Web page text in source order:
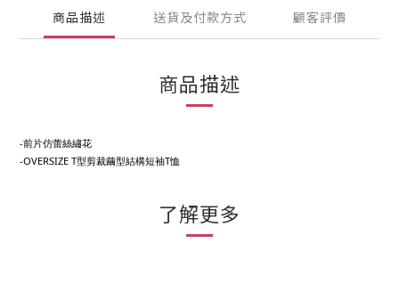
商品描述 送貨及付款方式 顧客評價
商品描述
-前片仿蕾絲繡花
-OVERSIZE T型剪裁繭型結構短袖T恤
了解更多